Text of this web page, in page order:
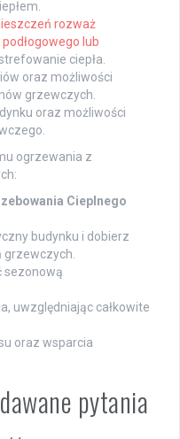
rozważ
lub
ciepła.
oraz możliwości
grzewczych.
oraz możliwości
ogrzewania z
Cieplnego
budynku i dobierz
grzewczych.
sezonową
uwzględniając całkowite
oraz wsparcia
pytania